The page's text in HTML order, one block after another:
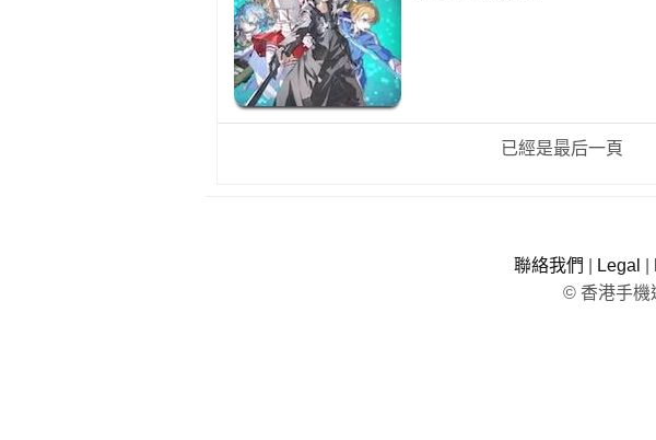
已經是最后一頁
聯絡我們 Legal
© 香港手機